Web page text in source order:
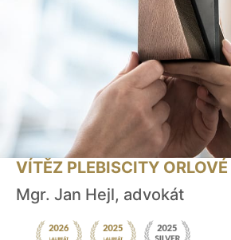
VÍTĚZ PLEBISCITY ORLOVÉ
Mgr. Jan Hejl, advokát